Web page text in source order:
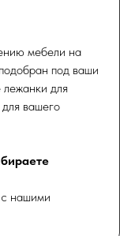
мебели на
под ваши
для
вашего
нашими